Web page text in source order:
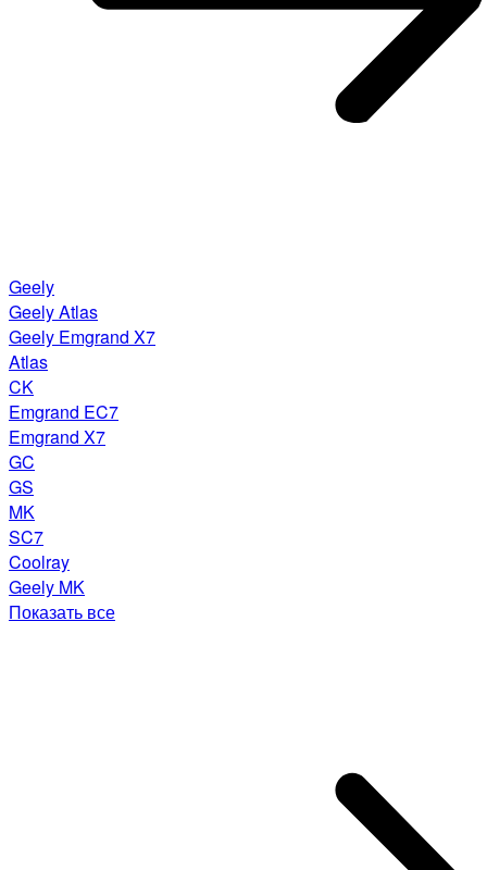
Geely
Geely Atlas
Geely Emgrand X7
Atlas
CK
Emgrand EC7
Emgrand X7
GC
GS
MK
SC7
Coolray
Geely MK
Показать все